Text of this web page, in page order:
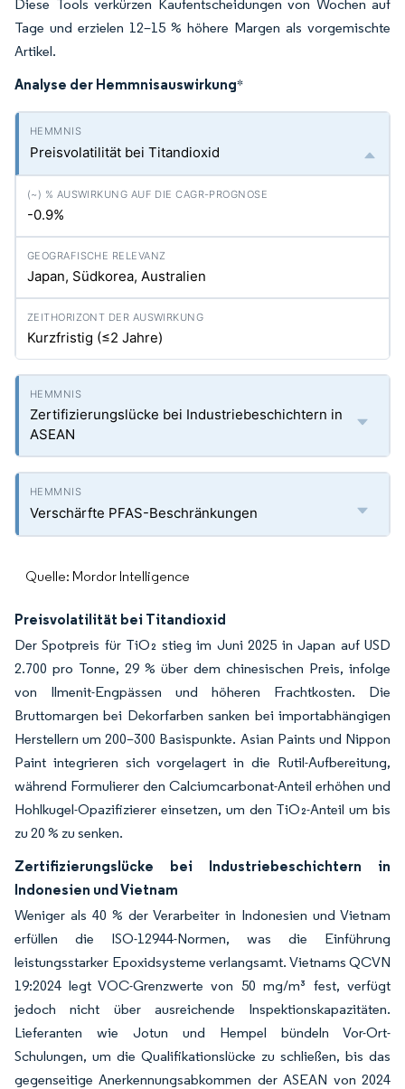
Diese Tools verkürzen Kaufentscheidungen von Wochen auf
Tage und erzielen 12–15 % höhere Margen als vorgemischte
Artikel.
Analyse der Hemmnisauswirkung*
Preisvolatilität bei Titandioxid
-0.9%
Japan, Südkorea, Australien
Kurzfristig (≤2 Jahre)
Zertifizierungslücke bei Industriebeschichtern in
ASEAN
Verschärfte PFAS-Beschränkungen
Quelle: Mordor Intelligence
Preisvolatilität bei Titandioxid
Der Spotpreis für TiO₂ stieg im Juni 2025 in Japan auf USD
2.700 pro Tonne, 29 % über dem chinesischen Preis, infolge
von Ilmenit-Engpässen und höheren Frachtkosten. Die
Bruttomargen bei Dekorfarben sanken bei importabhängigen
Herstellern um 200–300 Basispunkte. Asian Paints und Nippon
Paint integrieren sich vorgelagert in die Rutil-Aufbereitung,
während Formulierer den Calciumcarbonat-Anteil erhöhen und
Hohlkugel-Opazifizierer einsetzen, um den TiO₂-Anteil um bis
zu 20 % zu senken.
Zertifizierungslücke bei Industriebeschichtern in
Indonesien und Vietnam
Weniger als 40 % der Verarbeiter in Indonesien und Vietnam
erfüllen die ISO-12944-Normen, was die Einführung
leistungsstarker Epoxidsysteme verlangsamt. Vietnams QCVN
19:2024 legt VOC-Grenzwerte von 50 mg/m³ fest, verfügt
jedoch nicht über ausreichende Inspektionskapazitäten.
Lieferanten wie Jotun und Hempel bündeln Vor-Ort-
Schulungen, um die Qualifikationslücke zu schließen, bis das
gegenseitige Anerkennungsabkommen der ASEAN von 2024